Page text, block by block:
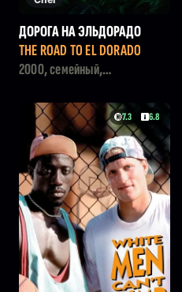
ДОРОГА НА ЭЛЬДОРАДО
THE ROAD TO EL DORADO
2000, семейный,
комедия, фэнтези
7.3 6.8